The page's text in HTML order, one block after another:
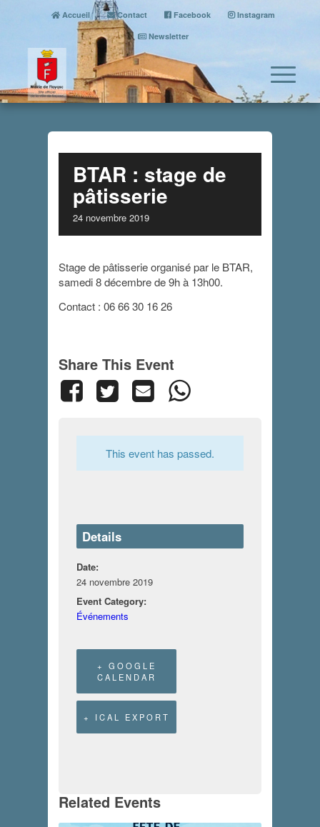
Accueil Contact Facebook
Instagram
Newsletter
BTAR : stage de
pâtisserie
24 novembre 2019
Stage de pâtisserie organisé par le BTAR,
samedi 8 décembre de 9h à 13h00.
Contact : 06 66 30 16 26
Share This Event
This event has passed.
Details
Date:
24 novembre 2019
Event Category:
Événements
+ GOOGLE
CALENDAR
+ ICAL EXPORT
Related Events